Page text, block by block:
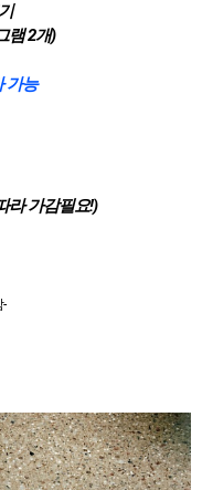
램 2개)
가능
라 가감필요!)
-